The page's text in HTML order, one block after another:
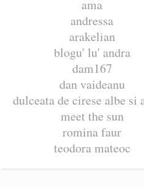
ama
andressa
arakelian
blogu' lu' andra
dam167
dan vaideanu
dulceata de cirese albe si
meet the sun
romina faur
teodora mateoc